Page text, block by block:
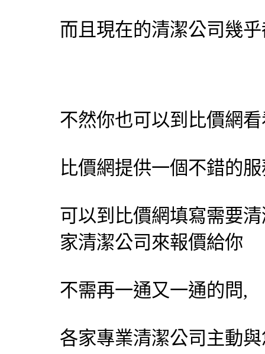
而且現在的清潔公司幾
不然你也可以到 比價網
比價網提供一個不錯的
可以到比價網填寫需要
家清潔公司來報價給你
不需再一通又一通的問,
各家專業清潔公司 主動